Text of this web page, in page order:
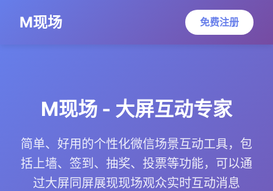
M现场 免费注册
M现场 - 大屏互动专家
简单、好用的个性化微信场景互动工具，包
括上墙、签到、抽奖、投票等功能，可以通
过大屏同屏展现现场观众实时互动消息